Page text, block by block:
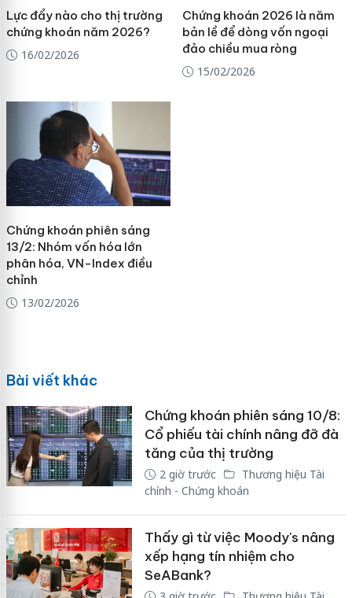
Lực đẩy nào cho thị trường
chứng khoán năm 2026?
16/02/2026
Chứng khoán 2026 là năm
bản lề để dòng vốn ngoại
đảo chiều mua ròng
15/02/2026
Chứng khoán phiên sáng
13/2: Nhóm vốn hóa lớn
phân hóa, VN-Index điều
chỉnh
13/02/2026
Bài viết khác
Chứng khoán phiên sáng 10/8:
Cổ phiếu tài chính nâng đỡ đà
tăng của thị trường
2 giờ trước
Thương hiệu Tài
chính - Chứng khoán
Thấy gì từ việc Moody's nâng
xếp hạng tín nhiệm cho
SeABank?